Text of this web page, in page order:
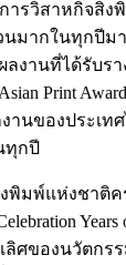
ารวิสาหกิจสิ่ง
นมากในทุกปี
งานที่ได้รับรา
Print
านของประเท
ทุกปี
พิมพ์แห่งชาติ
Years
ลิศของนวัตกร